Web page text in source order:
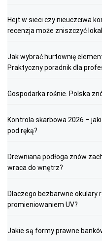
Hejt w sieci czy nieuczciwa
recenzja może zniszczyć
Jak wybrać hurtownię
Praktyczny poradnik dla
Gospodarka rośnie. Polska
Kontrola skarbowa 2026 –
pod ręką?
Drewniana podłoga znów
wraca do wnętrz?
Dlaczego bezbarwne okulary
promieniowaniem UV?
Jakie są formy prawne